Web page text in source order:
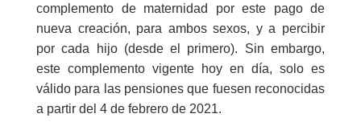
complemento de maternidad por este pago de
nueva creación, para ambos sexos, y a percibir
por cada hijo (desde el primero). Sin embargo,
este complemento vigente hoy en día, solo es
válido para las pensiones que fuesen reconocidas
a partir del 4 de febrero de 2021.